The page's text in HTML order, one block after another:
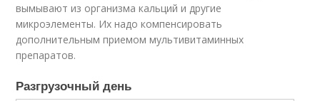
вымывают из организма кальций и другие
микроэлементы. Их надо компенсировать
дополнительным приемом мультивитаминных
препаратов.
Разгрузочный день